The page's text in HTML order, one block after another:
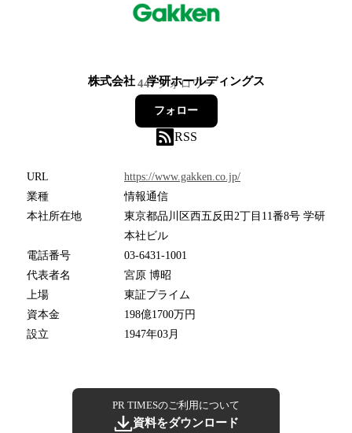
株式会社 学研ホールディングス
447フォロワー
フォロー
RSS
URL
https://www.gakken.co.jp/
業種
情報通信
本社所在地
東京都品川区西五反田2丁目11番8号 学研
本社ビル
電話番号
03-6431-1001
代表者名
宮原 博昭
上場
東証プライム
資本金
198億1700万円
設立
1947年03月
PR TIMESのご利用について
資料をダウンロード